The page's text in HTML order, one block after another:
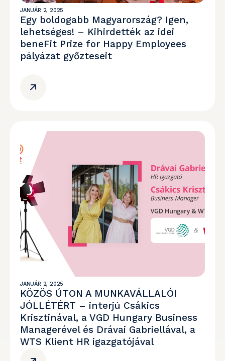
JANUÁR 2, 2025
Egy boldogabb Magyarország? Igen,
lehetséges! – Kihirdették az idei
beneFit Prize for Happy Employees
pályázat győzteseit
JANUÁR 2, 2025
KÖZÖS ÚTON A MUNKAVÁLLALÓI
JÓLLÉTÉRT – interjú Csákics
Krisztinával, a VGD Hungary Business
Managerével és Drávai Gabriellával, a
WTS Klient HR igazgatójával